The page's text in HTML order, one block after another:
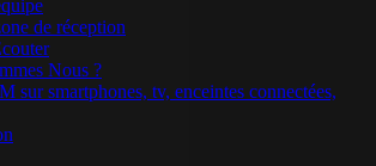
de réception
Nous ?
sur smartphones, tv, enceintes connectées,